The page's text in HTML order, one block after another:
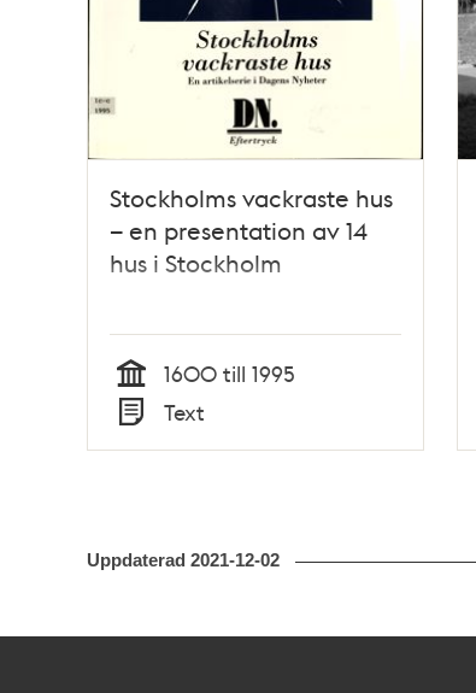
Stockholms vackraste hus
– en presentation av 14
hus i Stockholm
Tid
1600 till 1995
Typ
Text
Uppdaterad 2021-12-02